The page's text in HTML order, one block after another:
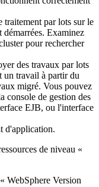
par lots sur le
démarrées. Examinez
pour rechercher
des travaux par lots
un travail à partir du
migré. Vous pouvez
console de gestion des
EJB, ou l'interface
d'application.
de niveau «
WebSphere Version